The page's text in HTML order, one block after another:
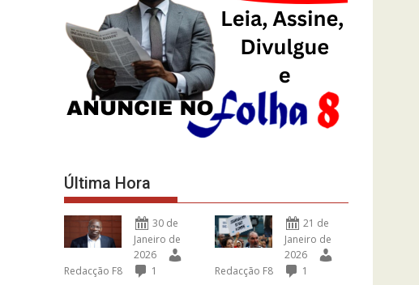
Última Hora
30 de
Janeiro de
2026
Redacção F8
1
21 de
Janeiro de
2026
Redacção F8
1